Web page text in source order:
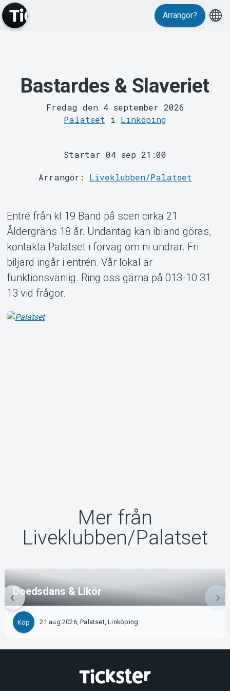
MyTickster
Support
Om Tickster
Arrangör?
Bastardes & Slaveriet
Fredag den 4 september 2026
Palatset i Linköping
Startar 04 sep 21:00
Arrangör: Liveklubben/Palatset
Entré från kl 19 Band på scen cirka 21.
Åldergräns 18 år. Undantag kan ibland göras,
kontakta Palatset i förväg om ni undrar. Fri
biljard ingår i entrén. Vår lokal är
funktionsvänlig. Ring oss gärna på 013-10 31
13 vid frågor.
Mer från
Liveklubben/Palatset
Doedsdans & Likör
Köp 21 aug 2026, Palatset, Linköping